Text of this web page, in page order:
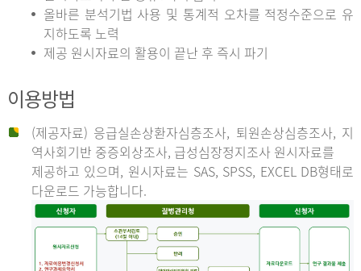
올바른 분석기법 사용 및 통계적 오차를 적정수준으로 유
지하도록 노력
제공 원시자료의 활용이 끝난 후 즉시 파기
이용방법
(제공자료) 응급실손상환자심층조사, 퇴원손상심층조사, 지
역사회기반 중증외상조사, 급성심장정지조사 원시자료를
제공하고 있으며, 원시자료는 SAS, SPSS, EXCEL DB형태로
다운로드 가능합니다.